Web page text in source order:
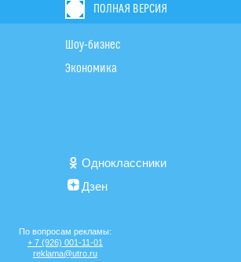
ПОЛНАЯ ВЕРСИЯ
Шоу-бизнес
Экономика
Одноклассники
Дзен
По вопросам рекламы:
+ 7 (926) 001-11-01
reklama@utro.ru